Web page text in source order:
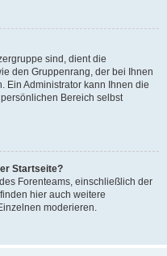
sind, dient die
den Gruppenrang, der bei Ihnen
Ein Administrator kann Ihnen die
Bereich selbst
Startseite?
Forenteams, einschließlich der
hier auch weitere
moderieren.